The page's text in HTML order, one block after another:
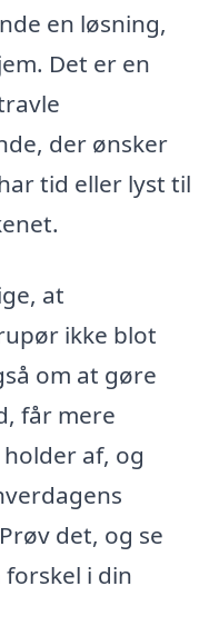
en løsning,
Det er en
der ønsker
tid eller lyst til
at
ikke blot
om at gøre
får mere
af, og
det, og se
i din